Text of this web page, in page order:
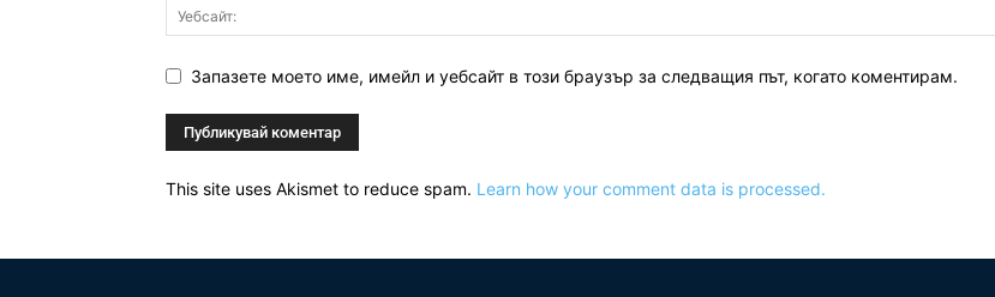
Запазете моето име, имейл и уебсайт в този браузър за следващия път, когато коментирам.
This site uses Akismet to reduce spam. Learn how your comment data is processed.